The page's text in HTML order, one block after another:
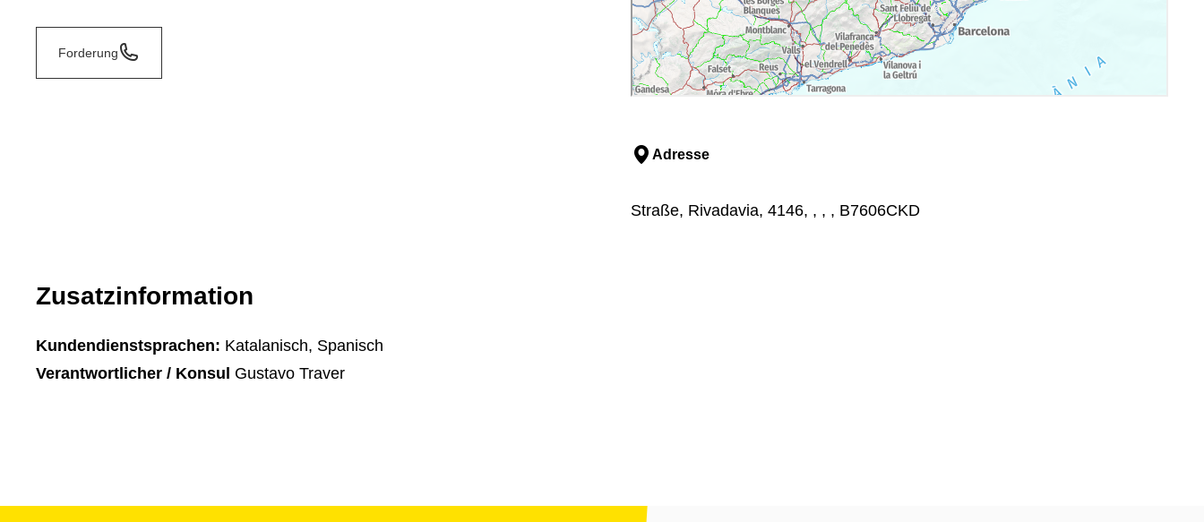
Forderung
Adresse
Straße, Rivadavia, 4146, , , , B7606CKD
Zusatzinformation
Kundendienstsprachen: Katalanisch, Spanisch
Verantwortlicher / Konsul Gustavo Traver